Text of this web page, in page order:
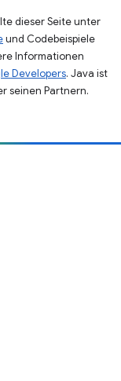
dieser Seite unter
und Codebeispiele
Informationen
Developers. Java ist
seinen Partnern.